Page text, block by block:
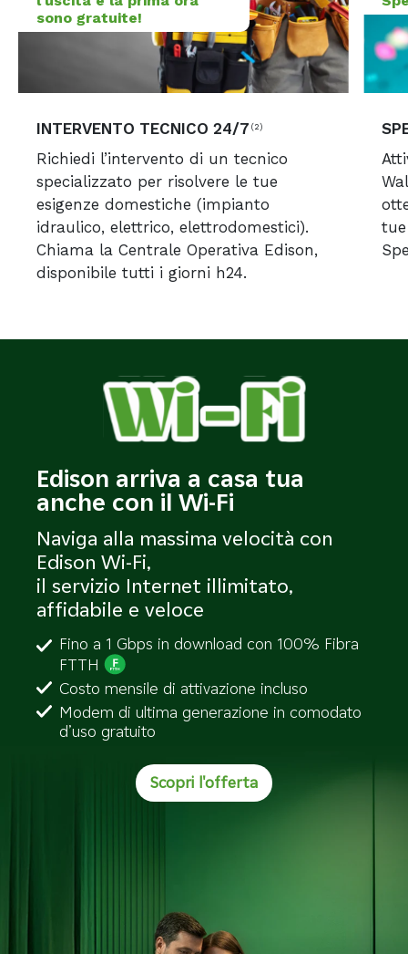
sono gratuite!
INTERVENTO TECNICO 24/7 (2)
Richiedi l’intervento di un tecnico
specializzato per risolvere le tue
esigenze domestiche (impianto
idraulico, elettrico, elettrodomestici).
Chiama la Centrale Operativa Edison,
disponibile tutti i giorni h24.
Edison arriva a casa tua
anche con il Wi-Fi
Naviga alla massima velocità con
Edison Wi-Fi,
il servizio Internet illimitato,
affidabile e veloce
Fino a 1 Gbps in download con 100% Fibra
FTTH
Costo mensile di attivazione incluso
Modem di ultima generazione in comodato
d’uso gratuito
Scopri l'offerta